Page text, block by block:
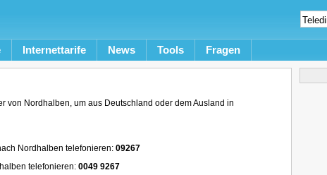
Internettarife News Tools Fragen
von Nordhalben, um aus Deutschland oder dem Ausland in
Nordhalben telefonieren: 09267
telefonieren: 0049 9267